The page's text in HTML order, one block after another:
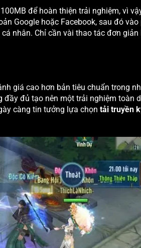
để hoàn thiện trải nghiệm, vì
Google hoặc Facebook, sau đó vào
nhân. Chỉ cần vài thao tác đơn giản
giá cao hơn bản tiêu chuẩn trong
đủ tạo nên một trải nghiệm toàn
càng tin tưởng lựa chọn tải truyền